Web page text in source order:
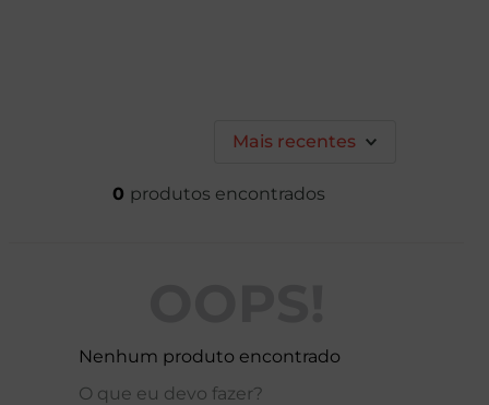
Mais recentes
0
Nenhum produto encontrado
O que eu devo fazer?